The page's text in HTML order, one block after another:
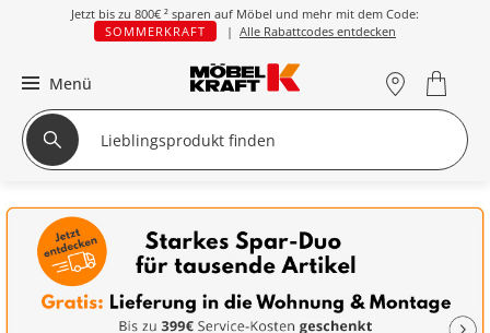
Jetzt bis zu 800€ ² sparen auf Möbel und mehr mit dem Code:
SOMMERKRAFT
| Alle Rabattcodes entdecken
Menü